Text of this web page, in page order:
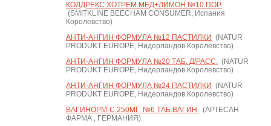
КОЛДРЕКС ХОТРЕМ МЕД+ЛИМОН №10 ПОР.
(SMITKLINE BEECHAM CONSUMER, Испания
Королевство)
АНТИ-АНГИН ФОРМУЛА №12 ПАСТИЛКИ (NATUR
PRODUKT EUROPE, Нидерландов Королевство)
АНТИ-АНГИН ФОРМУЛА №20 ТАБ. Д/РАСС.(NATUR
PRODUKT EUROPE, Нидерландов Королевство)
АНТИ-АНГИН ФОРМУЛА №24 ПАСТИЛКИ (NATUR
PRODUKT EUROPE, Нидерландов Королевство)
ВАГИНОРМ-С 250МГ. №6 ТАБ.ВАГИН.(АРТЕСАН
ФАРМА , ГЕРМАНИЯ)